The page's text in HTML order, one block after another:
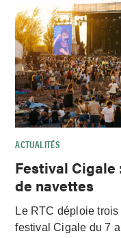
ACTUALITÉS
Festival Cigale
de navettes
Le RTC déploie
festival Cigale du 7